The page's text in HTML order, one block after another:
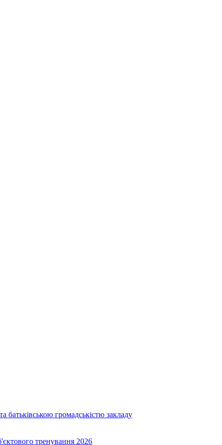
громадськістю закладу
тренування 2026